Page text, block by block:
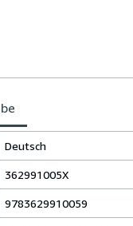
Deutsch
362991005X
9783629910059